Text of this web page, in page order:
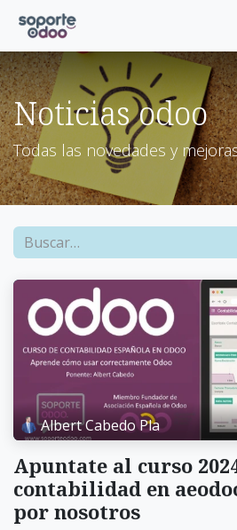
Noticias odoo
Todas las novedades y
Albert Cabedo Pla
Apuntate al curso
contabilidad en
por nosotros